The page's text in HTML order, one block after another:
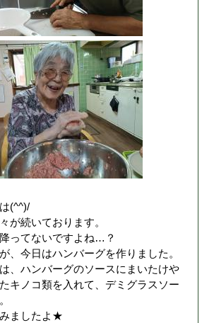
(^^)/
が続いております。
ってないですよね…？
、今日はハンバーグを作りました。
、ハンバーグのソースにまいたけや
キノコ類を入れて、デミグラスソー
ましたよ★